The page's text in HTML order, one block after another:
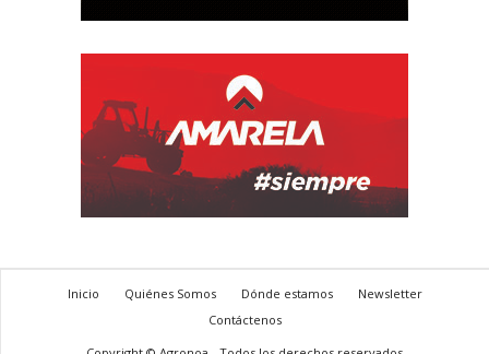
Inicio Quiénes Somos Dónde estamos
Newsletter
Contáctenos